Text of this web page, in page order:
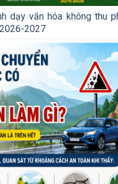
dạy văn hóa không thu
2027